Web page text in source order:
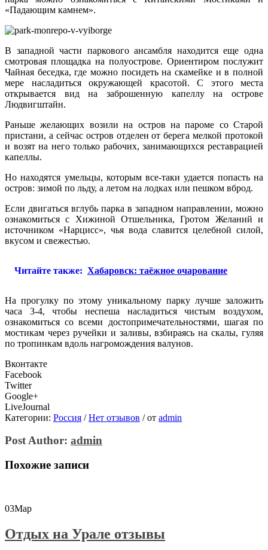
«Падающим камнем».
В западной части паркового ансамбля находится еще одна
смотровая площадка на полуострове. Ориентиром послужит
Чайная беседка, где можно посидеть на скамейке и в полной
мере насладиться окружающей красотой. С этого места
открывается вид на заброшенную капеллу на острове
Людвигштайн.
Раньше желающих возили на остров на пароме со Старой
пристани, а сейчас остров отделен от берега мелкой протокой
и возят на него только рабочих, занимающихся реставрацией
капеллы.
Но находятся умельцы, которым все-таки удается попасть на
остров: зимой по льду, а летом на лодках или пешком вброд.
Если двигаться вглубь парка в западном направлении, можно
ознакомиться с Хижиной Отшельника, Гротом Желаний и
источником «Нарцисс», чья вода славится целебной силой,
вкусом и свежестью.
Читайте также: Хабаровск: таёжное очарование
На прогулку по этому уникальному парку лучше заложить
часа 3-4, чтобы неспеша насладиться чистым воздухом,
ознакомиться со всеми достопримечательностями, шагая по
мостикам через ручейки и заливы, взбираясь на скалы, гуляя
по тропинкам вдоль нагромождения валунов.
Вконтакте
Facebook
Twitter
Google+
LiveJournal
Категории: Россия / Нет отзывов /от admin
Post Author: admin
Похожие записи
03Мар
Отдых на Урале отзывы